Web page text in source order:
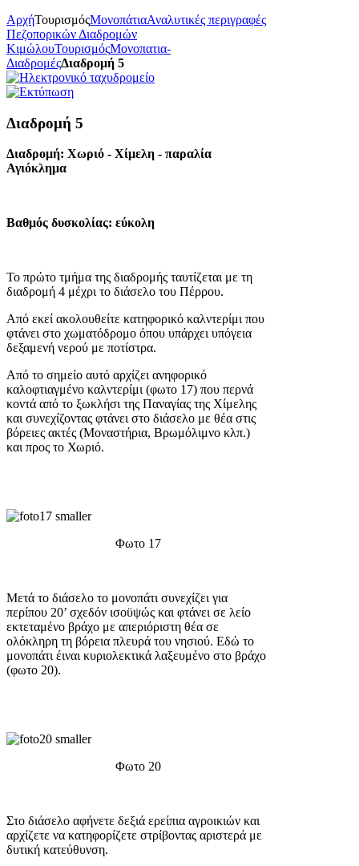
ΑρχήΤουρισμόςΜονοπάτιαΑναλυτικές περιγραφές
Πεζοπορικών Διαδρομών
ΚιμώλουΤουρισμόςΜονοπατια-
ΔιαδρομέςΔιαδρομή 5
Διαδρομή 5
Διαδρομή: Χωριό - Χίμελη - παραλία
Αγιόκλημα
Βαθμός δυσκολίας: εύκολη
Το πρώτο τμήμα της διαδρομής ταυτίζεται με τη
διαδρομή 4 μέχρι το διάσελο του Πέρρου.
Από εκεί ακολουθείτε κατηφορικό καλντερίμι που
φτάνει στο χωματόδρομο όπου υπάρχει υπόγεια
δεξαμενή νερού με ποτίστρα.
Από το σημείο αυτό αρχίζει ανηφορικό
καλοφτιαγμένο καλντερίμι (φωτο 17) που περνά
κοντά από το ξωκλήσι της Παναγίας της Χίμελης
και συνεχίζοντας φτάνει στο διάσελο με θέα στις
βόρειες ακτές (Μοναστήρια, Βρωμόλιμνο κλπ.)
και προς το Χωριό.
Φωτο 17
Μετά το διάσελο το μονοπάτι συνεχίζει για
περίπου 20’ σχεδόν ισοϋψώς και φτάνει σε λείο
εκτεταμένο βράχο με απεριόριστη θέα σε
ολόκληρη τη βόρεια πλευρά του νησιού. Εδώ το
μονοπάτι έιναι κυριολεκτικά λαξευμένο στο βράχο
(φωτο 20).
Φωτο 20
Στο διάσελο αφήνετε δεξιά ερείπια αγροικιών και
αρχίζετε να κατηφορίζετε στρίβοντας αριστερά με
δυτική κατεύθυνση.